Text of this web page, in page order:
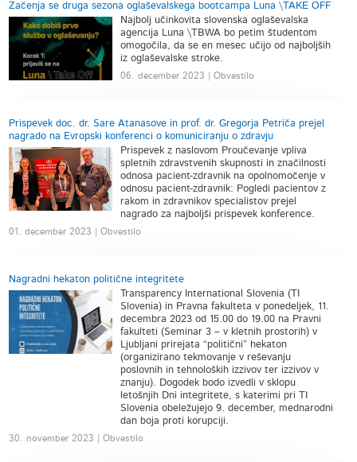
Začenja se druga sezona oglaševalskega bootcampa Luna \TAKE OFF
Najbolj učinkovita slovenska oglaševalska
agencija Luna \TBWA bo petim študentom
omogočila, da se en mesec učijo od najboljših
iz oglaševalske stroke.
06. december 2023 | Obvestilo
Prispevek doc. dr. Sare Atanasove in prof. dr. Gregorja Petriča prejel
nagrado na Evropski konferenci o komuniciranju o zdravju
Prispevek z naslovom Proučevanje vpliva
spletnih zdravstvenih skupnosti in značilnosti
odnosa pacient-zdravnik na opolnomočenje v
odnosu pacient-zdravnik: Pogledi pacientov z
rakom in zdravnikov specialistov prejel
nagrado za najboljši prispevek konference.
01. december 2023 | Obvestilo
Nagradni hekaton politične integritete
Transparency International Slovenia (TI
Slovenia) in Pravna fakulteta v ponedeljek, 11.
decembra 2023 od 15.00 do 19.00 na Pravni
fakulteti (Seminar 3 – v kletnih prostorih) v
Ljubljani prirejata “politični” hekaton
(organizirano tekmovanje v reševanju
poslovnih in tehnoloških izzivov ter izzivov v
znanju). Dogodek bodo izvedli v sklopu
letošnjih Dni integritete, s katerimi pri TI
Slovenia obeležujejo 9. december, mednarodni
dan boja proti korupciji.
30. november 2023 | Obvestilo